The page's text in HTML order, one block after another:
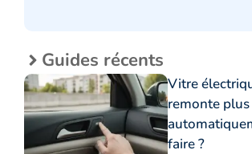
Guides récents
Vitre
remonte plus
faire ?